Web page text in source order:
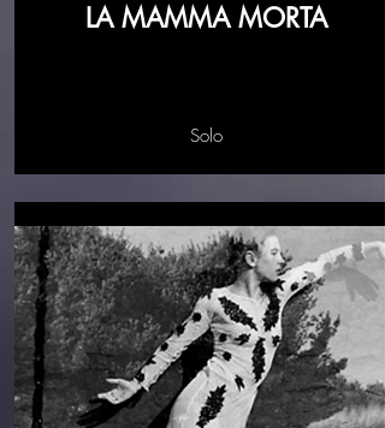
LA MAMMA MORTA
Solo